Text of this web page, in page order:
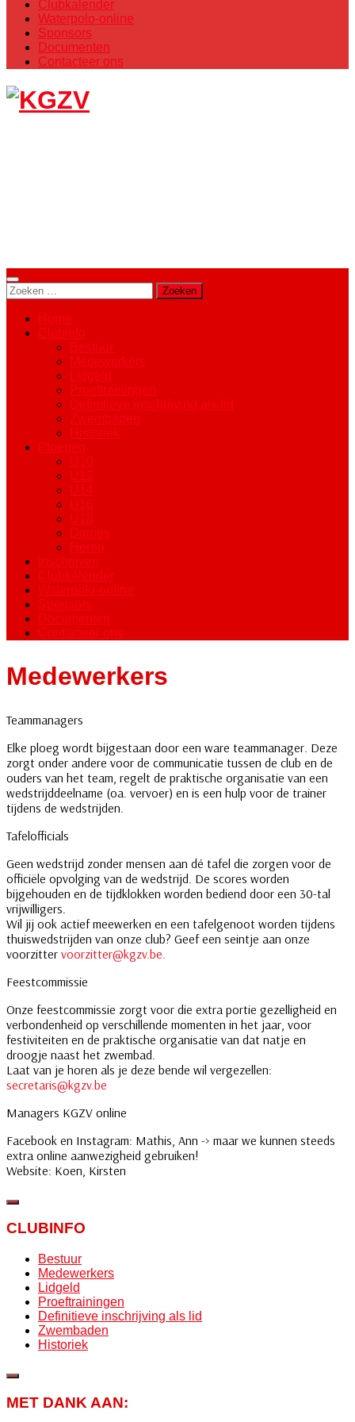
Clubkalender
Waterpolo-online
Sponsors
Documenten
Contacteer ons
Zoeken
naar:
Medewerkers
Teammanagers
Elke ploeg wordt bijgestaan door een ware teammanager. Deze
zorgt onder andere voor de communicatie tussen de club en de
ouders van het team, regelt de praktische organisatie van een
wedstrijddeelname (oa. vervoer) en is een hulp voor de trainer
tijdens de wedstrijden.
Tafelofficials
Geen wedstrijd zonder mensen aan dé tafel die zorgen voor de
officiële opvolging van de wedstrijd. De scores worden
bijgehouden en de tijdklokken worden bediend door een 30-tal
vrijwilligers.
Wil jij ook actief meewerken en een tafelgenoot worden tijdens
thuiswedstrijden van onze club? Geef een seintje aan onze
voorzitter voorzitter@kgzv.be.
Feestcommissie
Onze feestcommissie zorgt voor die extra portie gezelligheid en
verbondenheid op verschillende momenten in het jaar, voor
festiviteiten en de praktische organisatie van dat natje en
droogje naast het zwembad.
Laat van je horen als je deze bende wil vergezellen:
secretaris@kgzv.be
Managers KGZV online
Facebook en Instagram: Mathis, Ann -> maar we kunnen steeds
extra online aanwezigheid gebruiken!
Website: Koen, Kirsten
CLUBINFO
Bestuur
Medewerkers
Lidgeld
Proeftrainingen
Definitieve inschrijving als lid
Zwembaden
Historiek
MET DANK AAN: